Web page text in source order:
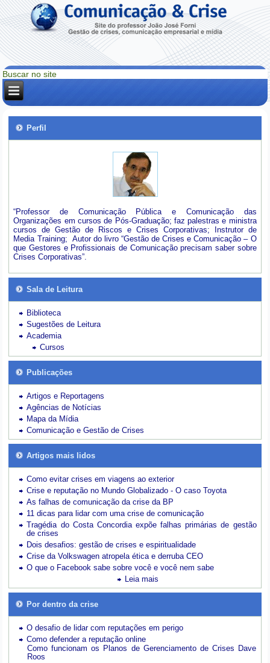
Perfil
“Professor de Comunicação Pública e Comunicação das
Organizações em cursos de Pós-Graduação; faz palestras e ministra
cursos de Gestão de Riscos e Crises Corporativas; Instrutor de
Media Training; Autor do livro “Gestão de Crises e Comunicação – O
que Gestores e Profissionais de Comunicação precisam saber sobre
Crises Corporativas”.
Sala de Leitura
Biblioteca
Sugestões de Leitura
Academia
Cursos
Publicações
Artigos e Reportagens
Agências de Notícias
Mapa da Mídia
Comunicação e Gestão de Crises
Artigos mais lidos
Como evitar crises em viagens ao exterior
Crise e reputação no Mundo Globalizado - O caso Toyota
As falhas de comunicação da crise da BP
11 dicas para lidar com uma crise de comunicação
Tragédia do Costa Concordia expõe falhas primárias de gestão
de crises
Dois desafios: gestão de crises e espiritualidade
Crise da Volkswagen atropela ética e derruba CEO
O que o Facebook sabe sobre você e você nem sabe
Leia mais
Por dentro da crise
O desafio de lidar com reputações em perigo
Como defender a reputação online
Como funcionam os Planos de Gerenciamento de Crises Dave
Roos